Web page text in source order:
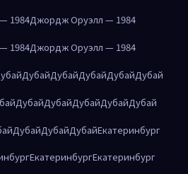
1984Джордж Оруэлл — 1984
1984Джордж Оруэлл — 1984
ДубайДубайДубайДубайДубай
ДубайДубайДубайДубайДубай
ДубайДубайДубайЕкатеринбург
ЕкатеринбургЕкатеринбург